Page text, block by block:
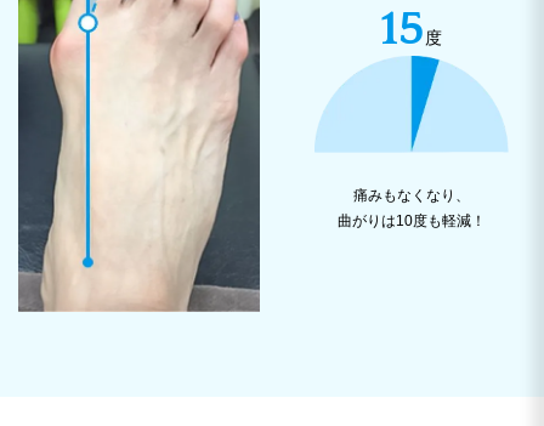
15 度
痛みもなくなり、
曲がりは10度も軽減！